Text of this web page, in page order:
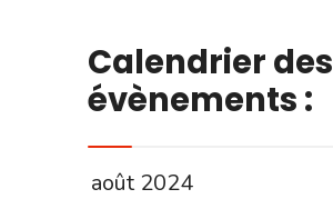
Calendrier des
évènements :